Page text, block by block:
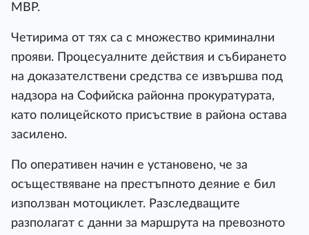
МВР.
Четирима от тях са с множество криминални
прояви. Процесуалните действия и събирането
на доказателствени средства се извършва под
надзора на Софийска районна прокуратурата,
като полицейското присъствие в района остава
засилено.
По оперативен начин е установено, че за
осъществяване на престъпното деяние е бил
използван мотоциклет. Разследващите
разполагат с данни за маршрута на превозното